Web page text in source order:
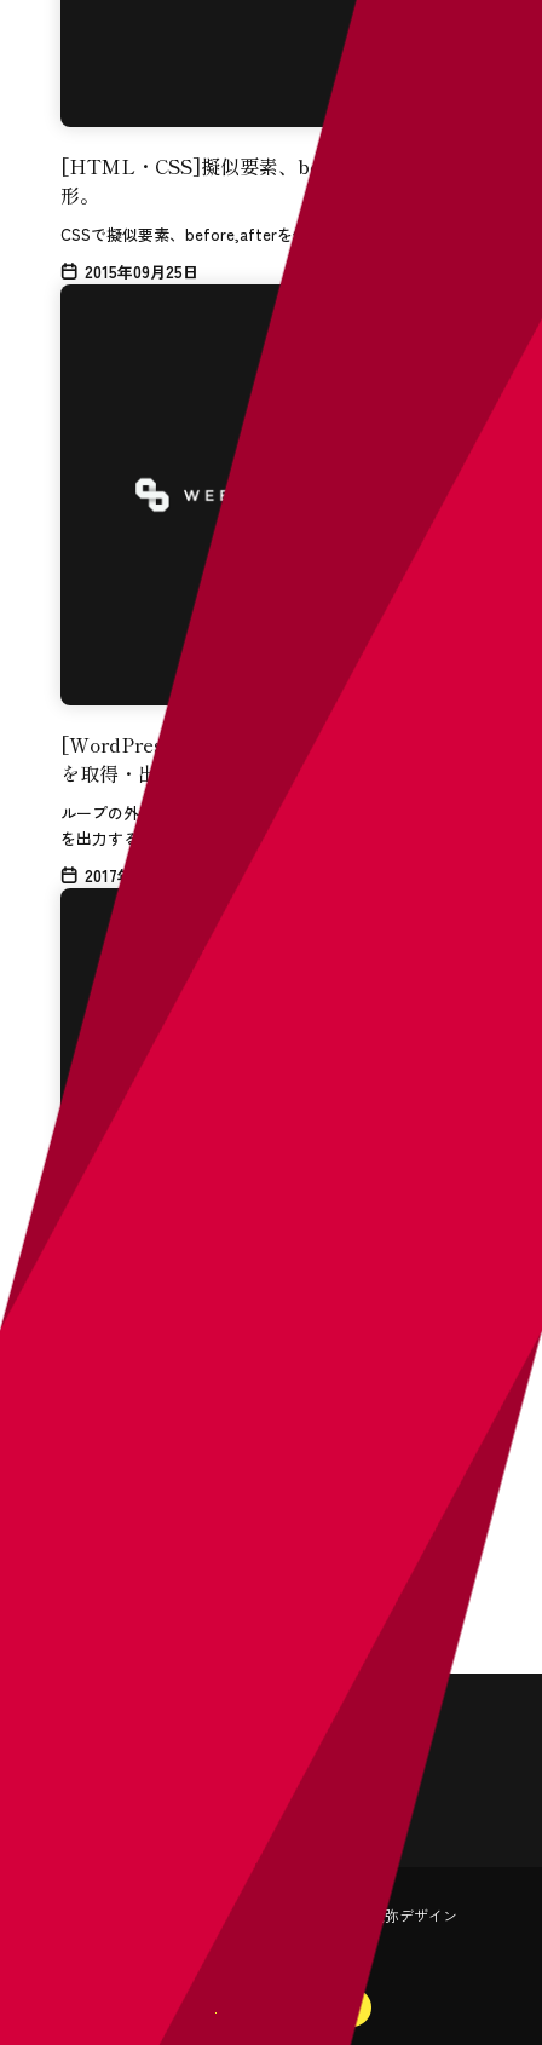
[HTML・CSS]擬似要素、before,afterの基本
形。
CSSで擬似要素、before,afterを使うときの基本形です。
2015年09月25日
[WordPress]ループ外でカテゴリー名／タグ名
を取得・出力する。
ループの外でカテゴリー名／タグ名の名前を取得し、それ
を出力する記述です。
2017年02月05日
WEBCRE8TOR.COM
中国短期大学情報ビジネス学科 メディア科目ブログ
Instagram 龍弥デザイン
© 2026 RYU-YA DESIGN.